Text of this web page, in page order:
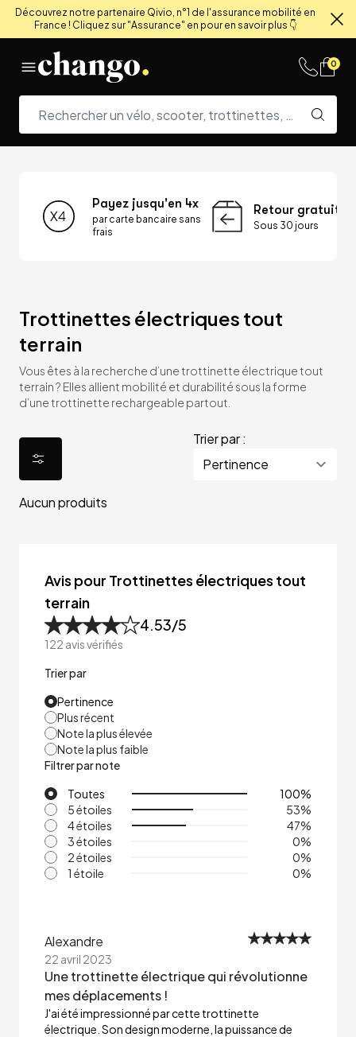
Découvrez notre partenaire Qivio, n°1 de l'assurance mobilité en
France ! Cliquez sur "Assurance" en pour en savoir plus 👇
0
Payez jusqu'en 4x
par carte bancaire sans
frais
Retour gratuit
Sous 30 jours
Trottinettes électriques tout
terrain
Vous êtes à la recherche d’une trottinette électrique tout
terrain ? Elles allient mobilité et durabilité sous la forme
d’une trottinette rechargeable partout.
Trier par :
Aucun produits
Avis pour Trottinettes électriques tout
terrain
4.53/5
122 avis vérifiés
Trier par
Pertinence
Plus récent
Note la plus élevée
Note la plus faible
Filtrer par note
Toutes
100%
5 étoiles
53%
4 étoiles
47%
3 étoiles
0%
2 étoiles
0%
1 étoile
0%
Alexandre
22 avril 2023
Une trottinette électrique qui révolutionne
mes déplacements !
J'ai été impressionné par cette trottinette
électrique. Son design moderne, la puissance de